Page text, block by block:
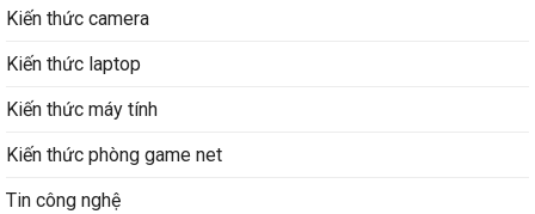
Kiến thức camera
Kiến thức laptop
Kiến thức máy tính
Kiến thức phòng game net
Tin công nghệ